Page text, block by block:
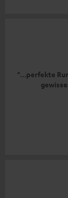
"...perfekte